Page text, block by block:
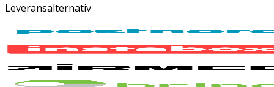
Leveransalternativ